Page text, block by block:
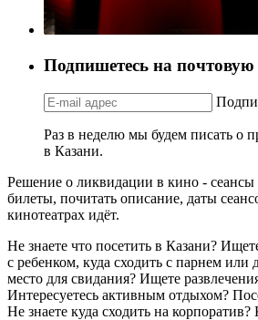
Подпишетесь на
Раз в неделю мы будем писать о
в Казани.
Решение о ликвидации в кино -
билеты, почитать описание, даты
кинотеатрах идёт.
Не знаете что посетить в Казани?
с ребенком, куда сходить с парнем или
место для свидания? Ищете
Интересуетесь активным отдыхом?
Не знаете куда сходить на